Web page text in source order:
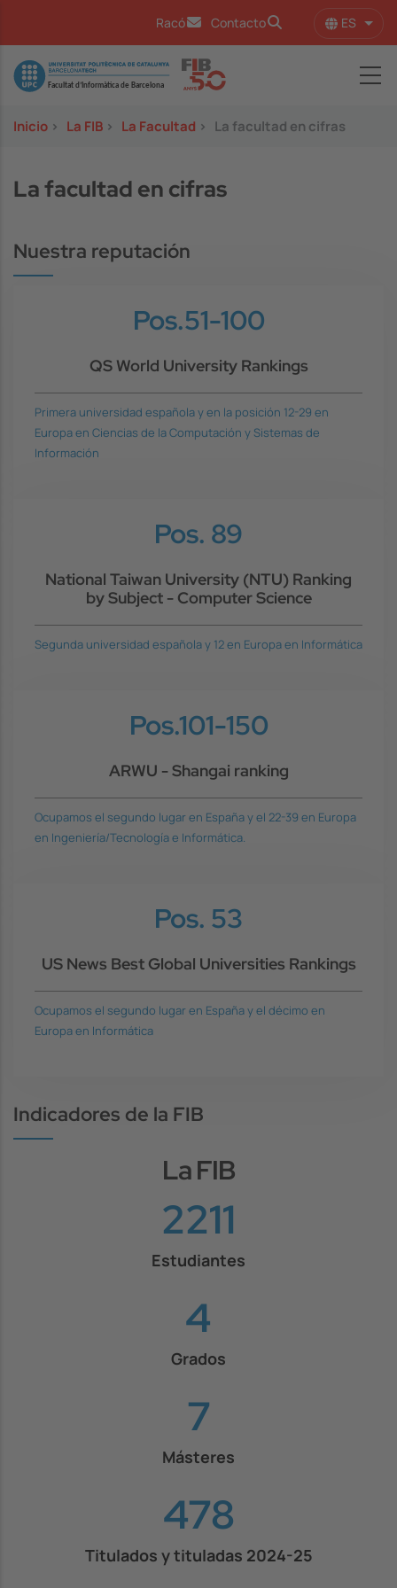
Racó Contacto ES
Image
Inicio > La FIB > La Facultad > La facultad en cifras
La facultad en cifras
Nuestra reputación
Pos.51-100
QS World University Rankings
Primera universidad española y en la posición 12-29 en
Europa en Ciencias de la Computación y Sistemas de
Información
Pos. 89
National Taiwan University (NTU) Ranking
by Subject - Computer Science
Segunda universidad española y 12 en Europa en Informática
Pos.101-150
ARWU - Shangai ranking
Ocupamos el segundo lugar en España y el 22-39 en Europa
en Ingeniería/Tecnología e Informática.
Pos. 53
US News Best Global Universities Rankings
Ocupamos el segundo lugar en España y el décimo en
Europa en Informática
Indicadores de la FIB
La FIB
2436
Estudiantes
4
Grados
8
Másteres
526
Titulados y tituladas 2024-25